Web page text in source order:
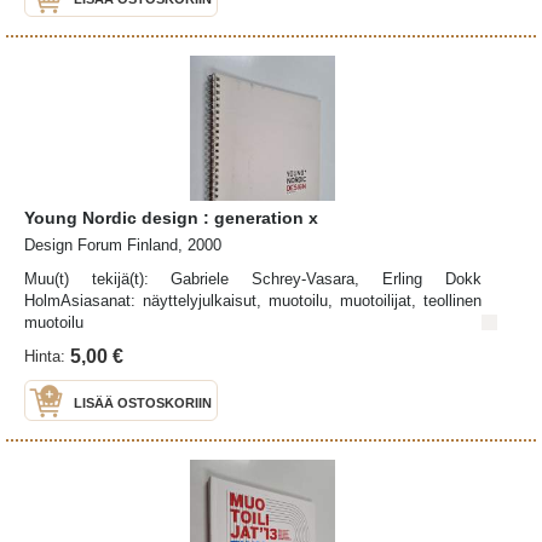
Young Nordic design : generation x
Design Forum Finland, 2000
Muu(t) tekijä(t): Gabriele Schrey-Vasara, Erling Dokk
HolmAsiasanat: näyttelyjulkaisut, muotoilu, muotoilijat, teollinen
muotoilu
Hinta: 5,00 €
LISÄÄ OSTOSKORIIN